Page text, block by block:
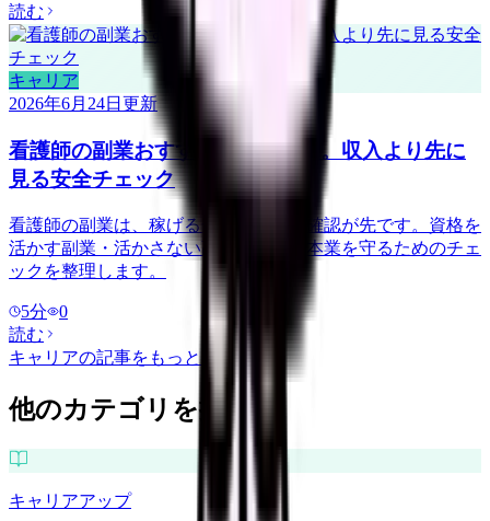
読む
キャリア
2026年6月24日 更新
看護師の副業おすすめを探す前に。収入より先に
見る安全チェック
看護師の副業は、稼げる金額より安全確認が先です。資格を
活かす副業・活かさない副業の例と、本業を守るためのチェ
ックを整理します。
5分
0
読む
キャリアの記事をもっと見る
他のカテゴリを探す
キャリアアップ